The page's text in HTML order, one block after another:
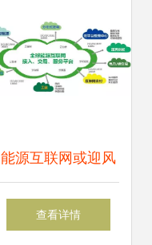
能源互联网或迎风
口 信息系统集成服
查看详情